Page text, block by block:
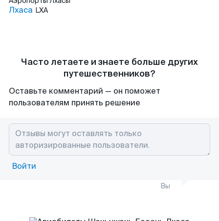
Лхаса LXA
Часто летаете и знаете больше других
путешественников?
Оставьте комментарий — он поможет
пользователям принять решение
Войти
Вы